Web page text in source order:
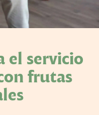
el servicio
frutas